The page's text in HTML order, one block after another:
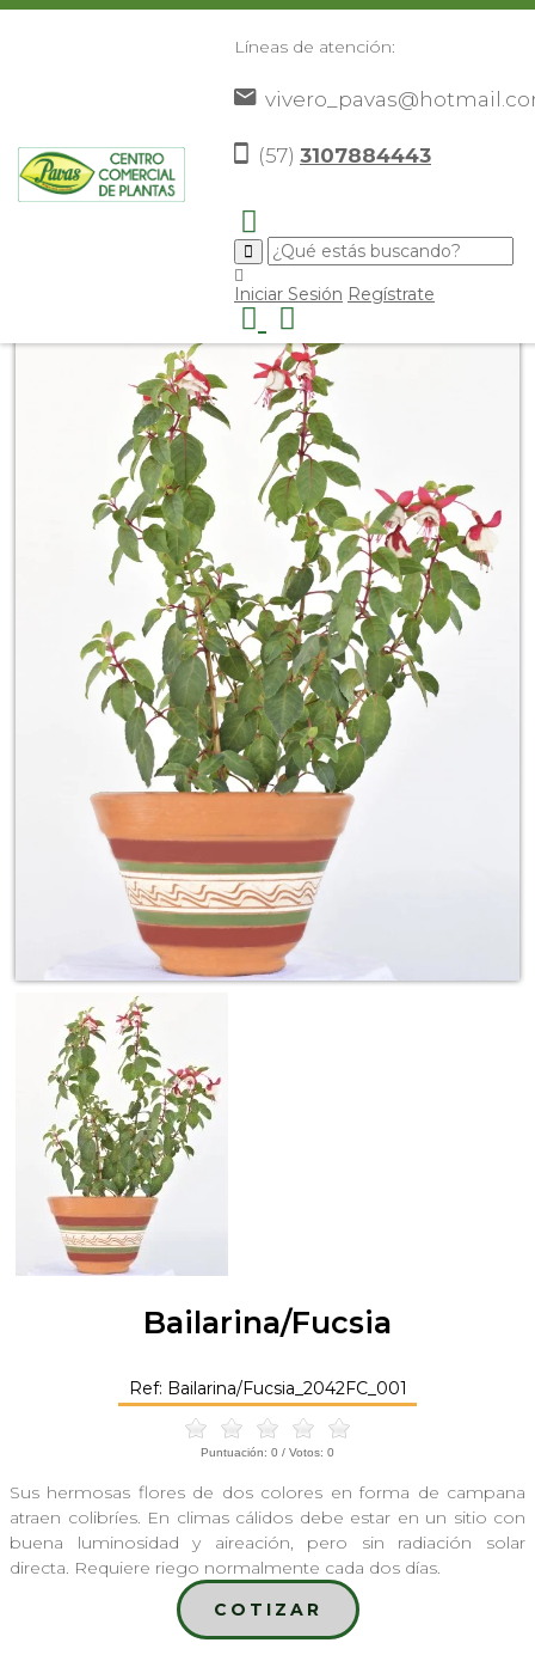
Líneas de atención:
(57) 3107884443
Iniciar Sesión Regístrate
Plantas> Flores De Corredor>
Bailarina/Fucsia
Ref: Bailarina/Fucsia_2042FC_001
Puntuación: 0 / Votos: 0
Sus hermosas flores de dos colores en forma de campana
atraen colibríes. En climas cálidos debe estar en un sitio con
buena luminosidad y aireación, pero sin radiación solar
directa. Requiere riego normalmente cada dos días.
COTIZAR